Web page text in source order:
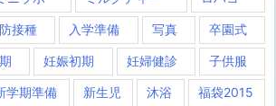
接種 入学準備 写真 卒園式
妊娠初期 妊婦健診 子供服
学期準備 新生児 沐浴 福袋2015